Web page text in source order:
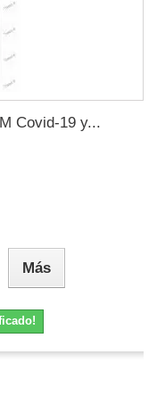
Covid-19 y...
Más